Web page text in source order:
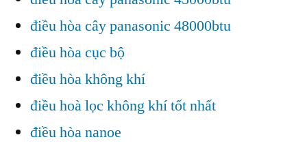
điều hòa cây panasonic 48000btu
điều hòa cục bộ
điều hòa không khí
điều hoà lọc không khí tốt nhất
điều hòa nanoe